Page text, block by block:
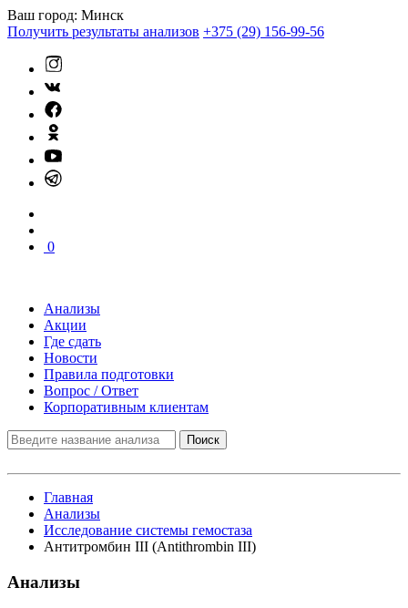
Ваш город: Минск
Получить результаты анализов +375 (29) 156-99-56
0
Анализы
Акции
Где сдать
Новости
Правила подготовки
Вопрос / Ответ
Корпоративным клиентам
Поиск
Главная
Анализы
Исследование системы гемостаза
Антитромбин III (Antithrombin III)
Анализы